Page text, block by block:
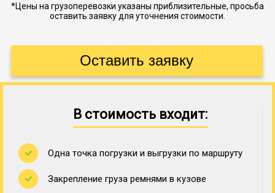
*Цены на грузоперевозки указаны приблизительные, просьба
оставить заявку для уточнения стоимости.
В стоимость входит:
Одна точка погрузки и выгрузки по маршруту
Закрепление груза ремнями в кузове